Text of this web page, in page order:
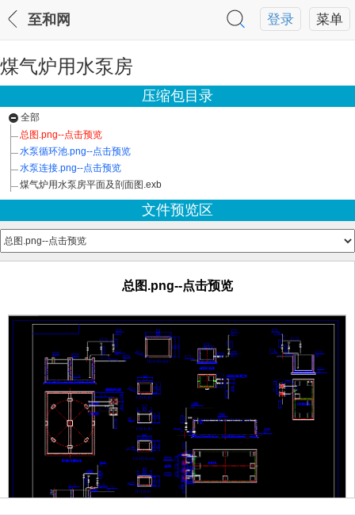
菜单
登录
至和网
煤气炉用水泵房
压缩包目录
全部
总图.png--点击预览
水泵循环池.png--点击预览
水泵连接.png--点击预览
煤气炉用水泵房平面及剖面图.exb
文件预览区
总图.png--点击预览